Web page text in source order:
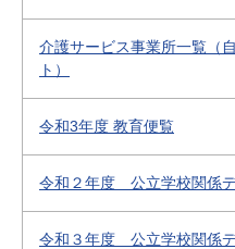
介護サービス事業所一覧（
ト）
令和3年度 教育便覧
令和２年度 公立学校関係
令和３年度 公立学校関係